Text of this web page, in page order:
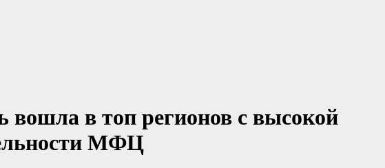
вошла в топ регионов с высокой
МФЦ